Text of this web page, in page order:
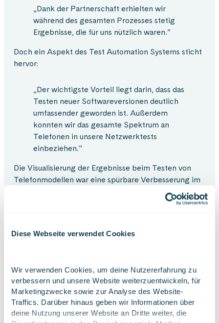
Diese Webseite verwendet Cookies
Wir verwenden Cookies, um deine Nutzererfahrung zu
verbessern und unsere Website weiterzuentwickeln, für
Marketingzwecke sowie zur Analyse des Website-
Traffics. Darüber hinaus geben wir Informationen über
deine Nutzung unserer Website an Dritte weiter, die
„Dank der Partnerschaft erhielten wir
während des gesamten Prozesses stetig
Ergebnisse, die für uns nützlich waren.”
Doch ein Aspekt des Test Automation Systems sticht
hervor:
„Der wichtigste Vorteil liegt darin, dass das
Testen neuer Softwareversionen deutlich
umfassender geworden ist. Außerdem
konnten wir das gesamte Spektrum an
Telefonen in unsere Netzwerktests
einbeziehen.”
Die Visualisierung der Ergebnisse beim Testen von
Telefonmodellen war eine spürbare Verbesserung im
„Durch die Test Automation haben wir
viel besser vergleichen, wie verschiedene
Telefone in unterschiedlichen
Netzwerkumgebungen arbeiten. Es war
immer schwierig, dies in der Live-